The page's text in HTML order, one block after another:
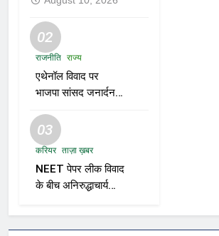
02
राजनीति राज्य
एथेनॉल विवाद पर
भाजपा सांसद जनार्दन
पेट्रोल तुम्हारे बाप के घर
से आएगा?”
03
करियर ताज़ा ख़बर
NEET पेपर लीक विवाद
के बीच अनिरुद्धाचार्य
सरकार पर साधा